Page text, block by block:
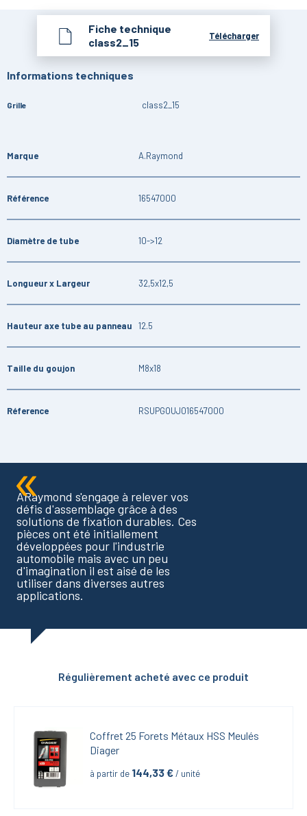
Fiche technique
class2_15
Télécharger
Informations techniques
Grille class2_15
Marque A.Raymond
Référence 16547000
Diamètre de tube 10->12
Longueur x Largeur 32,5x12,5
Hauteur axe tube au panneau 12.5
Taille du goujon M8x18
Réference RSUPGOUJ016547000
ARaymond s'engage à relever vos
défis d'assemblage grâce à des
solutions de fixation durables. Ces
pièces ont été initiallement
développées pour l'industrie
automobile mais avec un peu
d'imagination il est aisé de les
utiliser dans diverses autres
applications.
Régulièrement acheté avec ce produit
Coffret 25 Forets Métaux HSS Meulés
Diager
à partir de 144,33 € / unité